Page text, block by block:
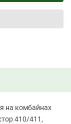
на комбайнах
410/411,